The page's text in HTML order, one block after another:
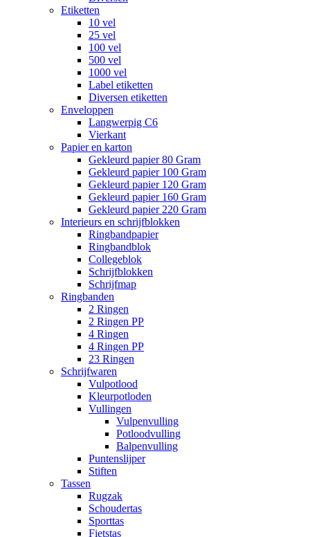
Etiketten
10 vel
25 vel
100 vel
500 vel
1000 vel
Label etiketten
Diversen etiketten
Enveloppen
Langwerpig C6
Vierkant
Papier en karton
Gekleurd papier 80 Gram
Gekleurd papier 100 Gram
Gekleurd papier 120 Gram
Gekleurd papier 160 Gram
Gekleurd papier 220 Gram
Interieurs en schrijfblokken
Ringbandpapier
Ringbandblok
Collegeblok
Schrijfblokken
Schrijfmap
Ringbanden
2 Ringen
2 Ringen PP
4 Ringen
4 Ringen PP
23 Ringen
Schrijfwaren
Vulpotlood
Kleurpotloden
Vullingen
Vulpenvulling
Potloodvulling
Balpenvulling
Puntenslijper
Stiften
Tassen
Rugzak
Schoudertas
Sporttas
Fietstas